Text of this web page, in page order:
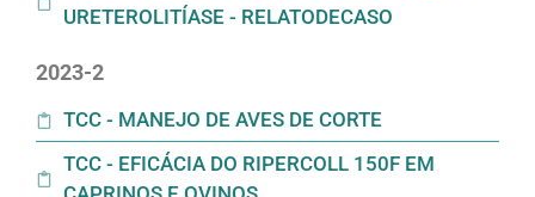
URETEROLITÍASE - RELATODECASO
2023-2
TCC - MANEJO DE AVES DE CORTE
TCC - EFICÁCIA DO RIPERCOLL 150F EM